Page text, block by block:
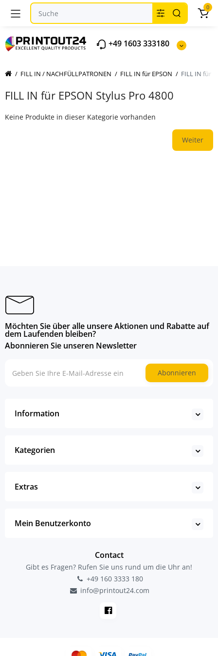
+49 1603 333180
0
FILL IN / NACHFÜLLPATRONEN FILL IN für EPSON FILL IN für
FILL IN für EPSON Stylus Pro 4800
Keine Produkte in dieser Kategorie vorhanden
Weiter
Möchten Sie über alle unsere Aktionen und Rabatte auf
dem Laufenden bleiben?
Abonnieren Sie unseren Newsletter
Abonnieren
Information
Kategorien
Extras
Mein Benutzerkonto
Contact
Gibt es Fragen? Rufen Sie uns rund um die Uhr an!
+49 160 3333 180
info@printout24.com